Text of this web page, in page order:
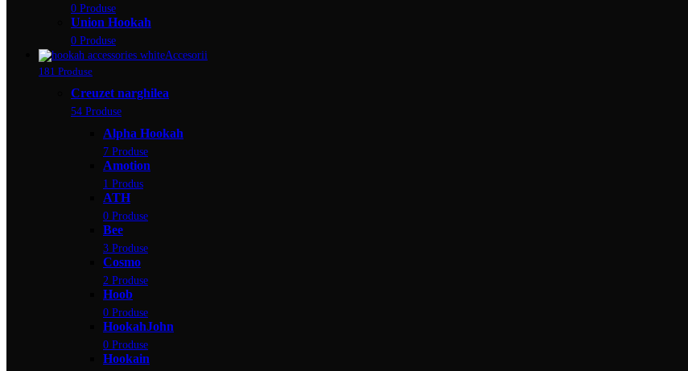
0 Produse
Union Hookah
0 Produse
Accesorii
181 Produse
Creuzet narghilea
54 Produse
Alpha Hookah
7 Produse
Amotion
1 Produs
ATH
0 Produse
Bee
3 Produse
Cosmo
2 Produse
Hoob
0 Produse
HookahJohn
0 Produse
Hookain